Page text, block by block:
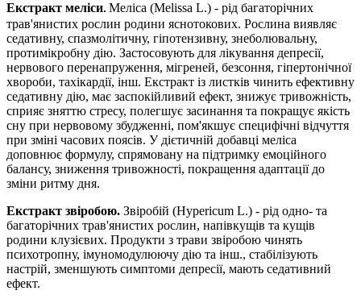
Екстракт меліси. Меліса (Melissa L.) - рід багаторічних
трав'янистих рослин родини яснотокових. Рослина виявляє
седативну, спазмолітичну, гіпотензивну, знеболювальну,
протимікробну дію. Застосовують для лікування депресії,
нервового перенапруження, мігреней, безсоння, гіпертонічної
хвороби, тахікардії, інш. Екстракт із листків чинить ефективну
седативну дію, має заспокійливий ефект, знижує тривожність,
сприяє зняттю стресу, полегшує засинання та покращує якість
сну при нервовому збудженні, пом'якшує специфічні відчуття
при зміні часових поясів. У дієтичній добавці меліса
доповнює формулу, спрямовану на підтримку емоційного
балансу, зниження тривожності, покращення адаптації до
зміни ритму дня.
Екстракт звіробою. Звіробій (Нypericum L.) - рід одно- та
багаторічних трав'янистих рослин, напівкущів та кущів
родини клузієвих. Продукти з трави звіробою чинять
психотропну, імуномодулюючу дію та інш., стабілізують
настрій, зменшують симптоми депресії, мають седативний
ефект.